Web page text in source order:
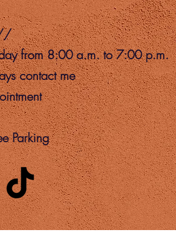
//
from 8:00 a.m. to 7:00 p.m.
contact me
Parking